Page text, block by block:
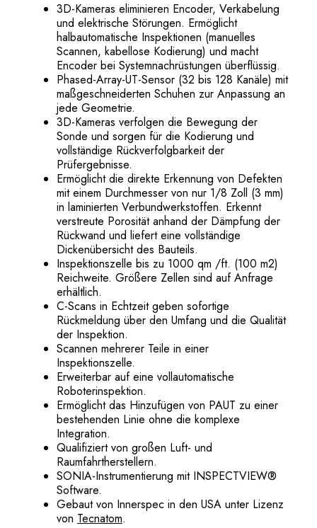
3D-Kameras eliminieren Encoder, Verkabelung
und elektrische Störungen. Ermöglicht
halbautomatische Inspektionen (manuelles
Scannen, kabellose Kodierung) und macht
Encoder bei Systemnachrüstungen überflüssig.
Phased-Array-UT-Sensor (32 bis 128 Kanäle) mit
maßgeschneiderten Schuhen zur Anpassung an
jede Geometrie.
3D-Kameras verfolgen die Bewegung der
Sonde und sorgen für die Kodierung und
vollständige Rückverfolgbarkeit der
Prüfergebnisse.
Ermöglicht die direkte Erkennung von Defekten
mit einem Durchmesser von nur 1/8 Zoll (3 mm)
in laminierten Verbundwerkstoffen. Erkennt
verstreute Porosität anhand der Dämpfung der
Rückwand und liefert eine vollständige
Dickenübersicht des Bauteils.
Inspektionszelle bis zu 1000 qm /ft. (100 m2)
Reichweite. Größere Zellen sind auf Anfrage
erhältlich.
C-Scans in Echtzeit geben sofortige
Rückmeldung über den Umfang und die Qualität
der Inspektion.
Scannen mehrerer Teile in einer
Inspektionszelle.
Erweiterbar auf eine vollautomatische
Roboterinspektion.
Ermöglicht das Hinzufügen von PAUT zu einer
bestehenden Linie ohne die komplexe
Integration.
Qualifiziert von großen Luft- und
Raumfahrtherstellern.
SONIA-Instrumentierung mit INSPECTVIEW®
Software.
Gebaut von Innerspec in den USA unter Lizenz
von Tecnatom.